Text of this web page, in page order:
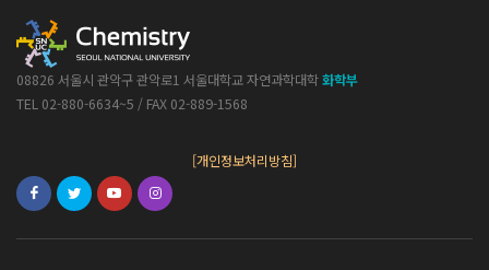
08826 서울시 관악구 관악로1 서울대학교 자연과학대학화학부
TEL 02-880-6634~5 / FAX 02-889-1568
[개인정보처리방침]